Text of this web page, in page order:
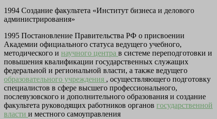
1994 Создание факультета «Институт бизнеса и делового
администрирования»
1995 Постановление Правительства РФ о присвоении
Академии официального статуса ведущего учебного,
методического и научного центра в системе переподготовки и
повышения квалификации государственных служащих
федеральной и региональной власти, а также ведущего
образовательного учреждения , осуществляющего подготовку
специалистов в сфере высшего профессионального,
послевузовского и дополнительного образования и создание
факультета руководящих работников органов государственной
власти и местного самоуправления